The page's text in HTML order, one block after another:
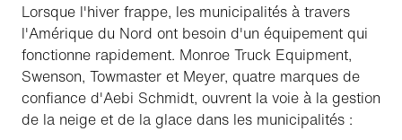
Lorsque l'hiver frappe, les municipalités à travers
l'Amérique du Nord ont besoin d'un équipement qui
fonctionne rapidement. Monroe Truck Equipment,
Swenson, Towmaster et Meyer, quatre marques de
confiance d'Aebi Schmidt, ouvrent la voie à la gestion
de la neige et de la glace dans les municipalités :